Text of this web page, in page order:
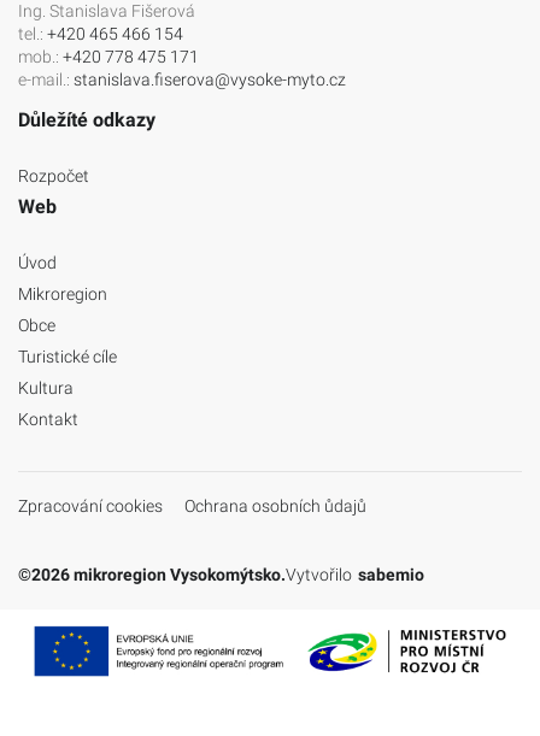
Ing. Stanislava Fišerová
tel.: +420 465 466 154
mob.: +420 778 475 171
e-mail.: stanislava.fiserova@vysoke-myto.cz
Důležíté odkazy
Rozpočet
Web
Úvod
Mikroregion
Obce
Turistické cíle
Kultura
Kontakt
Zpracování cookies Ochrana osobních ůdajů
©2026 mikroregion Vysokomýtsko.Vytvořilo sabemio